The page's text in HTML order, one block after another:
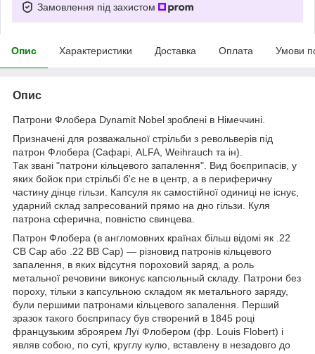
Замовлення під захистом
Опис Характеристики Доставка Оплата Умови
Опис
Патрони Флобера Dynamit Nobel зроблені в Німеччині.
Призначені для розважальної стрільби з револьверів під
патрон Флобера (Сафарі, ALFA, Weihrauch та ін).
Так звані "патрони кільцевого запалення". Вид боєприпасів, у
яких бойок при стрільбі б'є не в центр, а в периферичну
частину дінце гільзи. Капсуля як самостійної одиниці не існує,
ударний склад запресований прямо на дно гільзи. Куля
патрона сферична, повністю свинцева.
Патрон Флобера (в англомовних країнах більш відомі як .22
CB Cap або .22 BB Cap) — різновид патронів кільцевого
запалення, в яких відсутня пороховий заряд, а роль
метальної речовини виконує капсюльный складу. Патрони без
пороху, тільки з капсульною складом як метального заряду,
були першими патронами кільцевого запалення. Перший
зразок такого боєприпасу був створений в 1845 році
французьким зброярем Луї Флобером (фр. Louis Flobert) і
являв собою, по суті, круглу кулю, вставлену в незадовго до